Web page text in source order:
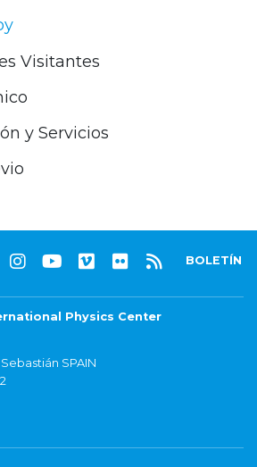
Visitantes
y Servicios
BOLETÍN
Physics Center
SPAIN